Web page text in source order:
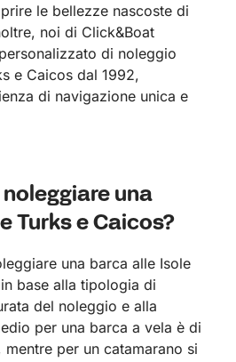
le bellezze nascoste di
noi di Click&Boat
di noleggio
e Caicos dal 1992,
di navigazione unica e
una
Turks e Caicos?
una barca alle Isole
base alla tipologia di
del noleggio e alla
per una barca a vela è di
per un catamarano si